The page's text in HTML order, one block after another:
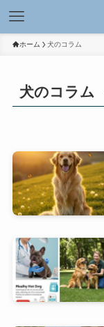
ホーム 犬のコラム
犬のコラム